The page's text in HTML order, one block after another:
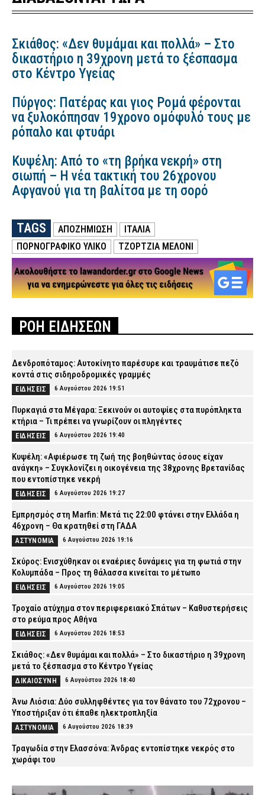
Σκιάθος: «Δεν θυμάμαι και πολλά» – Στο
δικαστήριο η 39χρονη μετά το ξέσπασμα
στο Κέντρο Υγείας
Πύργος: Πατέρας και γιος Ρομά φέρονται
να ξυλοκόπησαν 19χρονο ομόφυλό τους με
ρόπαλο και φτυάρι
Κυψέλη: Από το «τη βρήκα νεκρή» στη
σιωπή – Η νέα τακτική του 26χρονου
Αφγανού για τη βαλίτσα με τη σορό
TAGS ΑΠΟΖΗΜΙΩΣΗ
ΙΤΑΛΙΑ
ΠΟΡΝΟΓΡΑΦΙΚΌ ΥΛΙΚΌ
ΤΖΌΡΤΖΙΑ ΜΕΛΌΝΙ
ΡΟΗ ΕΙΔΗΣΕΩΝ
Δενδροπόταμος: Αυτοκίνητο παρέσυρε και τραυμάτισε πεζό
κοντά στις σιδηροδρομικές γραμμές
ΕΙΔΗΣΕΙΣ 6 Αυγούστου 2026 19:51
Πυρκαγιά στα Μέγαρα: Ξεκινούν οι αυτοψίες στα πυρόπληκτα
κτήρια – Τι πρέπει να γνωρίζουν οι πληγέντες
ΕΙΔΗΣΕΙΣ 6 Αυγούστου 2026 19:40
Κυψέλη: «Αφιέρωσε τη ζωή της βοηθώντας όσους είχαν
ανάγκη» – Συγκλονίζει η οικογένεια της 38χρονης Βρετανίδας
που εντοπίστηκε νεκρή
ΕΙΔΗΣΕΙΣ 6 Αυγούστου 2026 19:27
Εμπρησμός στη Marfin: Μετά τις 22:00 φτάνει στην Ελλάδα η
46χρονη – Θα κρατηθεί στη ΓΑΔΑ
ΑΣΤΥΝΟΜΙΑ 6 Αυγούστου 2026 19:16
Σκύρος: Ενισχύθηκαν οι εναέριες δυνάμεις για τη φωτιά στην
Κολυμπάδα – Προς τη θάλασσα κινείται το μέτωπο
ΕΙΔΗΣΕΙΣ 6 Αυγούστου 2026 19:05
Τροχαίο ατύχημα στον περιφερειακό Σπάτων – Καθυστερήσεις
στο ρεύμα προς Αθήνα
ΕΙΔΗΣΕΙΣ 6 Αυγούστου 2026 18:53
Σκιάθος: «Δεν θυμάμαι και πολλά» – Στο δικαστήριο η 39χρονη
μετά το ξέσπασμα στο Κέντρο Υγείας
ΔΙΚΑΙΟΣΥΝΗ 6 Αυγούστου 2026 18:40
Άνω Λιόσια: Δύο συλληφθέντες για τον θάνατο του 72χρονου –
Υποστήριξαν ότι έπαθε ηλεκτροπληξία
ΑΣΤΥΝΟΜΙΑ 6 Αυγούστου 2026 18:39
Τραγωδία στην Ελασσόνα: Άνδρας εντοπίστηκε νεκρός στο
χωράφι του